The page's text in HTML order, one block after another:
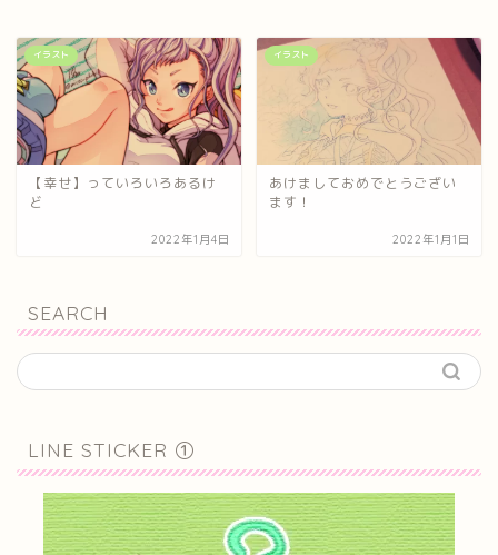
イラスト
【幸せ】っていろいろあるけ
ど
2022年1月4日
イラスト
あけましておめでとうござい
ます！
2022年1月1日
SEARCH
LINE STICKER ①